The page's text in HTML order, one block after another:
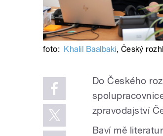
foto: Khalil Baalbaki, Český
Do Českého
zpravodajství
Baví mě